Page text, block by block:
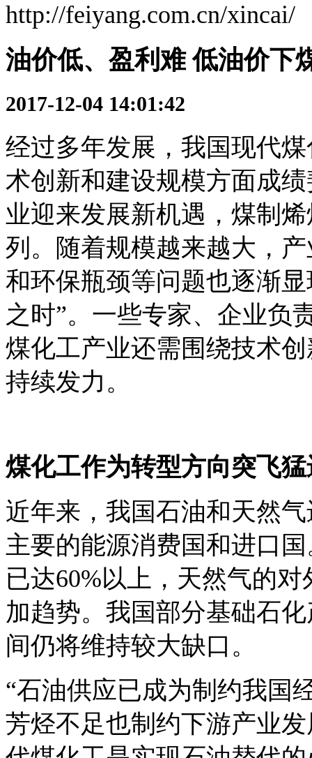
http://feiyang.com.cn/xincai/
油价低、盈利难 低油价下
2017-12-04 14:01:42
经过多年发展，我国现代
术创新和建设规模方面成
业迎来发展新机遇，煤制
列。随着规模越来越大，
和环保瓶颈等问题也逐渐
之时”。一些专家、企业负
煤化工产业还需围绕技术
持续发力。
煤化工作为转型方向突飞猛
近年来，我国石油和天然
主要的能源消费国和进口
已达60%以上，天然气的
加趋势。我国部分基础石
间仍将维持较大缺口。
“石油供应已成为制约我国
芳烃不足也制约下游产业